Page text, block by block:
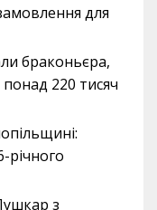
для
браконьєра,
220 тисяч
річного
з